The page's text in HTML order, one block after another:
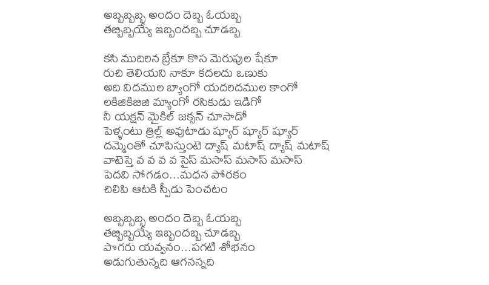
అబ్బబ్బబ్బ అందం దెబ్బ ఓయబ్బ
తబ్బిబ్బయ్యే ఇబ్బందబ్బ చూడబ్బ
కసి ముదిరిన బ్రేకూ కొస మెరుపుల షేకూ
రుచి తెలియని నాకూ కదలదు ఒణుకు
అది విదముల బ్యాంగో యదరిదముల కాంగో
లకిజికిబిజి మ్యాంగో రసికుడు ఇడిగో
నీ యక్షన్ మైకిల్ జక్సన్ చూసాడో
పెళ్ళంటు త్రిల్ల్ అవుటాడు ష్యూర్ ష్యూర్ ష్యూర్
దమ్మెంతో చూపిస్తుంటె ద్యాష్ మటాష్ ద్యాష్ మటాష్
వాటెస్తె వ వ వ వ సైస్ మసాస్ మసాస్ మసాస్
పెదవి సోగడం...మధన పోరకం
చిలిపి ఆటకి స్పీడు పెంచటం
అబ్బబ్బబ్బ అందం దెబ్బ ఓయబ్బ
తబ్బిబ్బయ్యే ఇబ్బందబ్బ చూడబ్బ
పొగరు యవ్వనం...పగటి శోభనం
అడుగుతున్నది ఆగనన్నది